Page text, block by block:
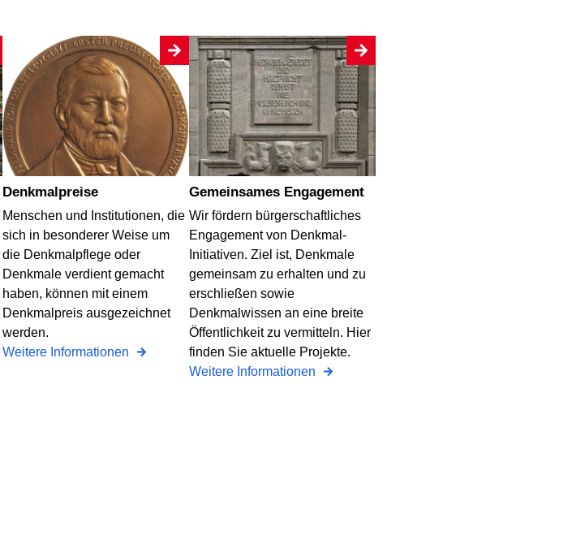
Denkmalpreise
Menschen und Institutionen, die
sich in besonderer Weise um
die Denkmalpflege oder
Denkmale verdient gemacht
haben, können mit einem
Denkmalpreis ausgezeichnet
werden.
Weitere Informationen
Gemeinsames Engagement
Wir fördern bürgerschaftliches
Engagement von Denkmal-
Initiativen. Ziel ist, Denkmale
gemeinsam zu erhalten und zu
erschließen sowie
Denkmalwissen an eine breite
Öffentlichkeit zu vermitteln. Hier
finden Sie aktuelle Projekte.
Weitere Informationen